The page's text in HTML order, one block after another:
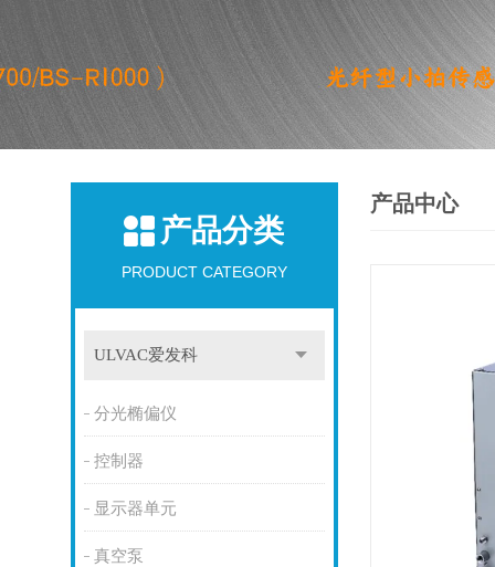
产品分类
PRODUCT CATEGORY
ULVAC爱发科
分光椭偏仪
控制器
显示器单元
真空泵
产品中心